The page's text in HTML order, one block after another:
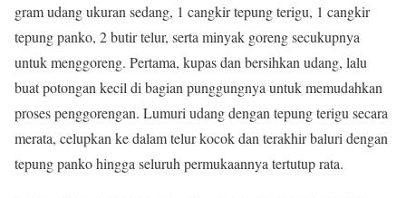
gram udang ukuran sedang, 1 cangkir tepung terigu, 1 cangkir
tepung panko, 2 butir telur, serta minyak goreng secukupnya
untuk menggoreng. Pertama, kupas dan bersihkan udang, lalu
buat potongan kecil di bagian punggungnya untuk memudahkan
proses penggorengan. Lumuri udang dengan tepung terigu secara
merata, celupkan ke dalam telur kocok dan terakhir baluri dengan
tepung panko hingga seluruh permukaannya tertutup rata.